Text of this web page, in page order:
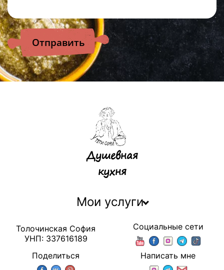
Душевная
кухня
Мои услуги
Толочинская София
УНП: 337616189
Социальные сети
Поделиться Написать мне